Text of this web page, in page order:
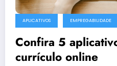
APLICATIVOS EMPREGABILIDADE
Confira 5
currículo online